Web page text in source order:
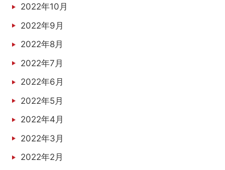
2022年10月
2022年9月
2022年8月
2022年7月
2022年6月
2022年5月
2022年4月
2022年3月
2022年2月